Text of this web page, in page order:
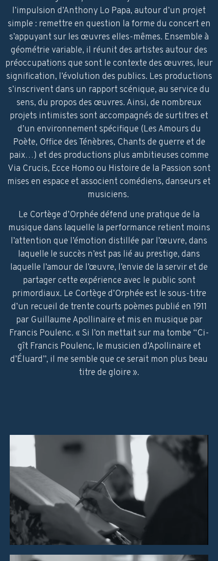
l’impulsion d’Anthony Lo Papa, autour d’un projet
simple : remettre en question la forme du concert en
s’appuyant sur les œuvres elles-mêmes. Ensemble à
géométrie variable, il réunit des artistes autour des
préoccupations que sont le contexte des œuvres, leur
signification, l’évolution des publics. Les productions
s’inscrivent dans un rapport scénique, au service du
sens, du propos des œuvres. Ainsi, de nombreux
projets intimistes sont accompagnés de surtitres et
d’un environnement spécifique (Les Amours du
Poète, Office des Ténèbres, Chants de guerre et de
paix…) et des productions plus ambitieuses comme
Via Crucis, Ecce Homo ou Histoire de la Passion sont
mises en espace et associent comédiens, danseurs et
musiciens.
Le Cortège d’Orphée défend une pratique de la
musique dans laquelle la performance retient moins
l’attention que l’émotion distillée par l’œuvre, dans
laquelle le succès n’est pas lié au prestige, dans
laquelle l’amour de l’œuvre, l’envie de la servir et de
partager cette expérience avec le public sont
primordiaux. Le Cortège d’Orphée est le sous-titre
d’un recueil de trente courts poèmes publié en 1911
par Guillaume Apollinaire et mis en musique par
Francis Poulenc. « Si l’on mettait sur ma tombe “Ci-
gît Francis Poulenc, le musicien d’Apollinaire et
d’Éluard”, il me semble que ce serait mon plus beau
titre de gloire ».